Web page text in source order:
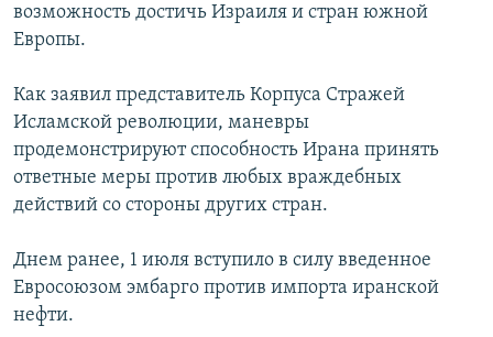
возможность достичь Израиля и стран южной
Европы.
Как заявил представитель Корпуса Стражей
Исламской революции, маневры
продемонстрируют способность Ирана принять
ответные меры против любых враждебных
действий со стороны других стран.
Днем ранее, 1 июля вступило в силу введенное
Евросоюзом эмбарго против импорта иранской
нефти.